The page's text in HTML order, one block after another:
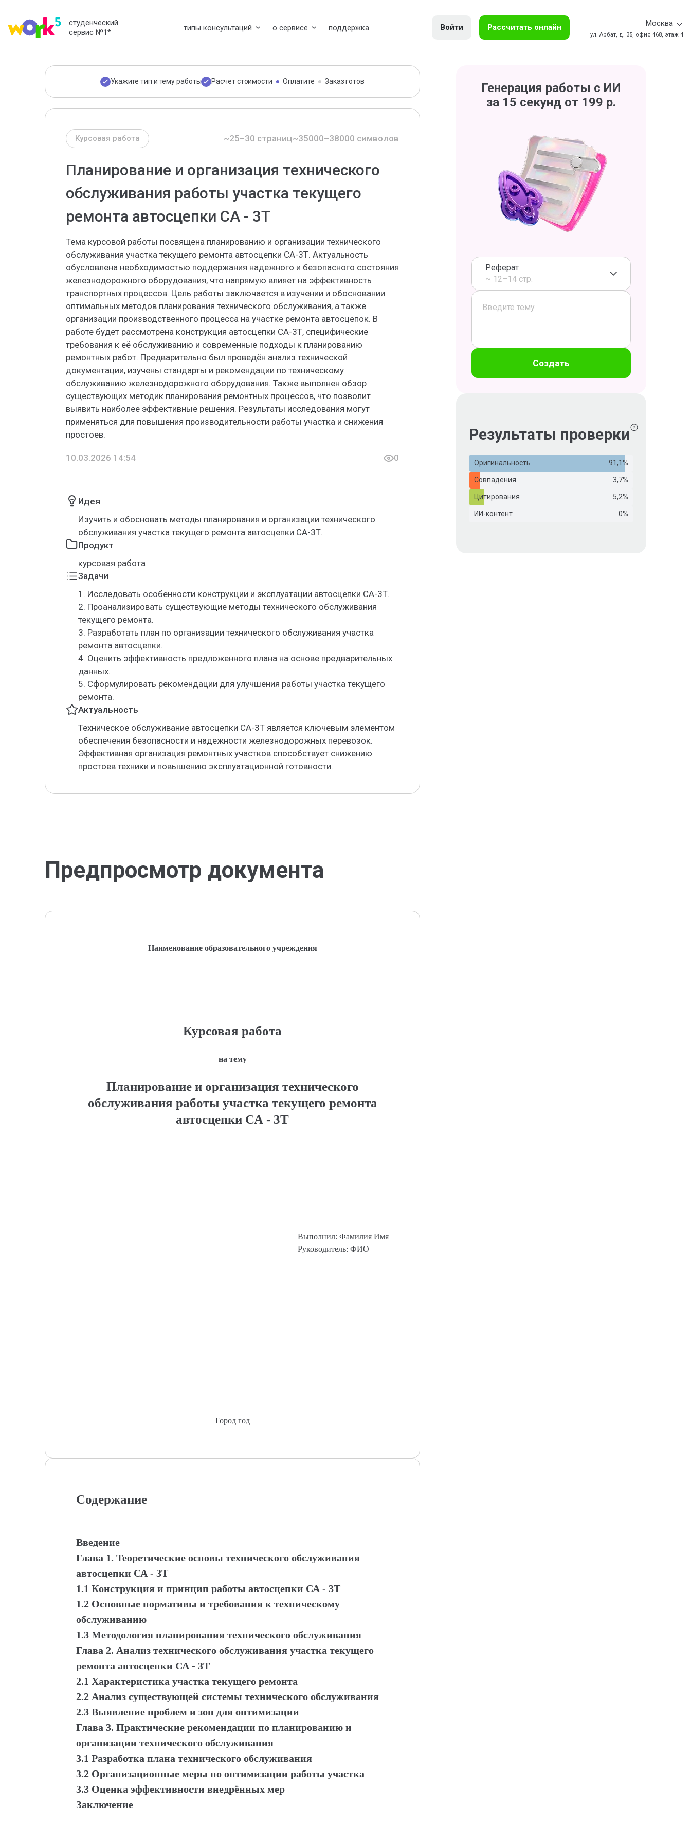
студенческий
сервис №1* типы консультаций о сервисе поддержка Войти Рассчитать онлайн Москва
ул. Арбат, д. 35, офис 468, этаж 4
Укажите тип и тему работы Расчет стоимости Оплатите Заказ готов
Курсовая работа ~25–30 страниц~35000–38000 символов
Планирование и организация технического
обслуживания работы участка текущего
ремонта автосцепки СА - 3Т
Тема курсовой работы посвящена планированию и организации технического
обслуживания участка текущего ремонта автосцепки СА-3Т. Актуальность
обусловлена необходимостью поддержания надежного и безопасного состояния
железнодорожного оборудования, что напрямую влияет на эффективность
транспортных процессов. Цель работы заключается в изучении и обосновании
оптимальных методов планирования технического обслуживания, а также
организации производственного процесса на участке ремонта автосцепок. В
работе будет рассмотрена конструкция автосцепки СА-3Т, специфические
требования к её обслуживанию и современные подходы к планированию
ремонтных работ. Предварительно был проведён анализ технической
документации, изучены стандарты и рекомендации по техническому
обслуживанию железнодорожного оборудования. Также выполнен обзор
существующих методик планирования ремонтных процессов, что позволит
выявить наиболее эффективные решения. Результаты исследования могут
применяться для повышения производительности работы участка и снижения
простоев.
10.03.2026 14:54 0
Идея
Изучить и обосновать методы планирования и организации технического
обслуживания участка текущего ремонта автосцепки СА-3Т.
Продукт
курсовая работа
Задачи
1. Исследовать особенности конструкции и эксплуатации автосцепки СА-3Т.
2. Проанализировать существующие методы технического обслуживания
текущего ремонта.
3. Разработать план по организации технического обслуживания участка
ремонта автосцепки.
4. Оценить эффективность предложенного плана на основе предварительных
данных.
5. Сформулировать рекомендации для улучшения работы участка текущего
ремонта.
Актуальность
Техническое обслуживание автосцепки СА-3Т является ключевым элементом
обеспечения безопасности и надежности железнодорожных перевозок.
Эффективная организация ремонтных участков способствует снижению
простоев техники и повышению эксплуатационной готовности.
Предпросмотр документа
Наименование образовательного учреждения
Курсовая работа
на тему
Планирование и организация технического
обслуживания работы участка текущего ремонта
автосцепки СА - 3Т
Выполнил: Фамилия Имя
Руководитель: ФИО
Город год
Содержание
Введение
Глава 1. Теоретические основы технического обслуживания
автосцепки СА - 3Т
1.1 Конструкция и принцип работы автосцепки СА - 3Т
1.2 Основные нормативы и требования к техническому
обслуживанию
1.3 Методология планирования технического обслуживания
Глава 2. Анализ технического обслуживания участка текущего
ремонта автосцепки СА - 3Т
2.1 Характеристика участка текущего ремонта
2.2 Анализ существующей системы технического обслуживания
2.3 Выявление проблем и зон для оптимизации
Глава 3. Практические рекомендации по планированию и
организации технического обслуживания
3.1 Разработка плана технического обслуживания
3.2 Организационные меры по оптимизации работы участка
3.3 Оценка эффективности внедрённых мер
Заключение
Генерация работы с ИИ
за 15 секунд от 199 р.
Реферат
~ 12–14 стр.
Создать
Результаты проверки
Оригинальность 91,1%
Совпадения 3,7%
Цитирования 5,2%
ИИ-контент 0%